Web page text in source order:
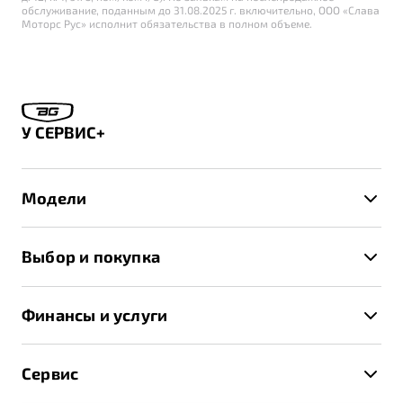
обслуживание, поданным до 31.08.2025 г. включительно, ООО «Слава
Моторс Рус» исполнит обязательства в полном объеме.
У СЕРВИС+
Модели
X70
Выбор и покупка
Спецпредложения и Акции
Записаться на тест-драйв
Получить предложение
Финансы и услуги
Трейд-ин
Сервис